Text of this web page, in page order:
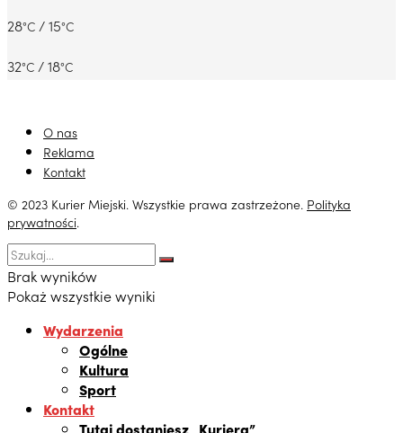
28°C / 15°C
32°C / 18°C
O nas
Reklama
Kontakt
© 2023 Kurier Miejski. Wszystkie prawa zastrzeżone. Polityka
prywatności.
Brak wyników
Pokaż wszystkie wyniki
Wydarzenia
Ogólne
Kultura
Sport
Kontakt
Tutaj dostaniesz „Kuriera”